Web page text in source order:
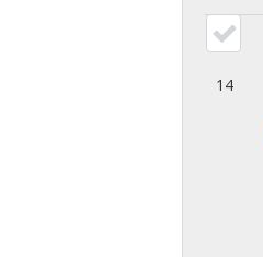
14